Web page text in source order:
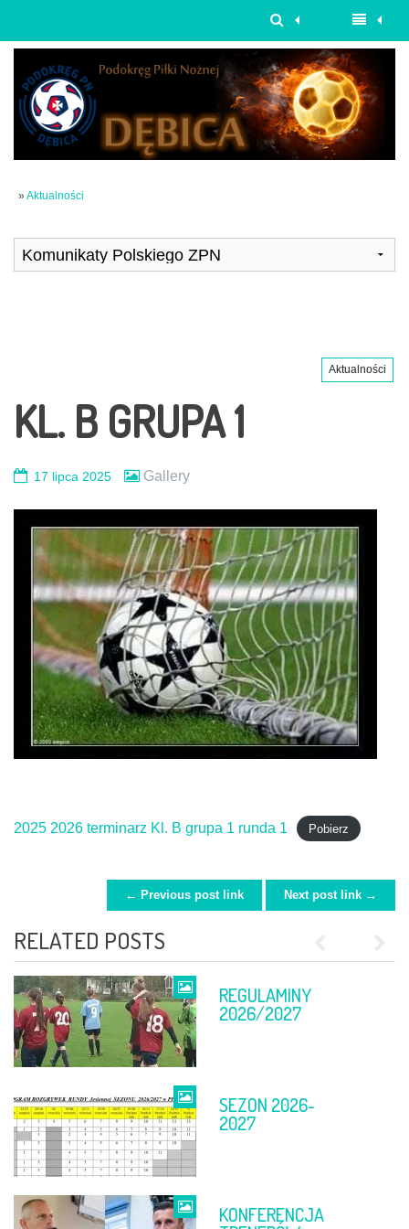
» Aktualności
Aktualności
KL. B GRUPA 1
17 lipca 2025 Gallery
2025 2026 terminarz Kl. B grupa 1 runda 1 Pobierz
POST NAVIGATION← Previous post link Next post link →
RELATED POSTS
REGULAMINY
2026/2027
SEZON 2026-
2027
KONFERENCJA
FINAŁ PP
TABELE PO 11-
12 KWIETNIA
FINAŁ PP